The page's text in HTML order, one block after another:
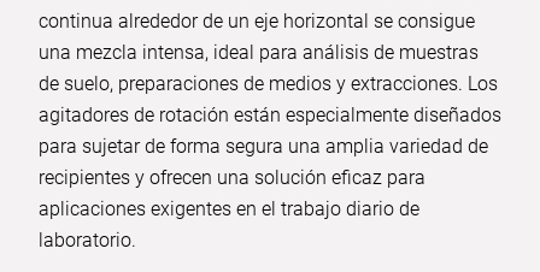
continua alrededor de un eje horizontal se consigue
una mezcla intensa, ideal para análisis de muestras
de suelo, preparaciones de medios y extracciones. Los
agitadores de rotación están especialmente diseñados
para sujetar de forma segura una amplia variedad de
recipientes y ofrecen una solución eficaz para
aplicaciones exigentes en el trabajo diario de
laboratorio.